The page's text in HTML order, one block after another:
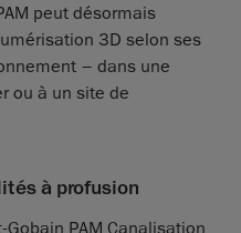
peut désormais
3D selon ses
– dans une
ou à un site de
à profusion